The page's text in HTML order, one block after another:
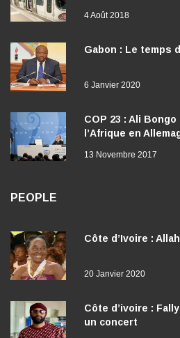
4 Août 2018
Gabon : Le temps
6 Janvier 2020
COP 23 : Ali
l’Afrique en
13 Novembre 2017
PEOPLE
Côte d’Ivoire :
20 Janvier 2020
Côte d’ivoire :
un concert